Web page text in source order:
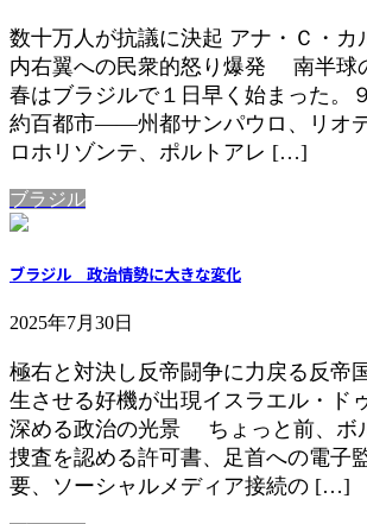
数十万人が抗議に決起 アナ・Ｃ・カ
内右翼への民衆的怒り爆発 南半球
春はブラジルで１日早く始まった。
約百都市――州都サンパウロ、リオ
ロホリゾンテ、ポルトアレ […]
ブラジル
ブラジル 政治情勢に大きな変化
2025年7月30日
極右と対決し反帝闘争に力戻る反帝
生させる好機が出現イスラエル・ド
深める政治の光景 ちょっと前、ボ
捜査を認める許可書、足首への電子
要、ソーシャルメディア接続の […]